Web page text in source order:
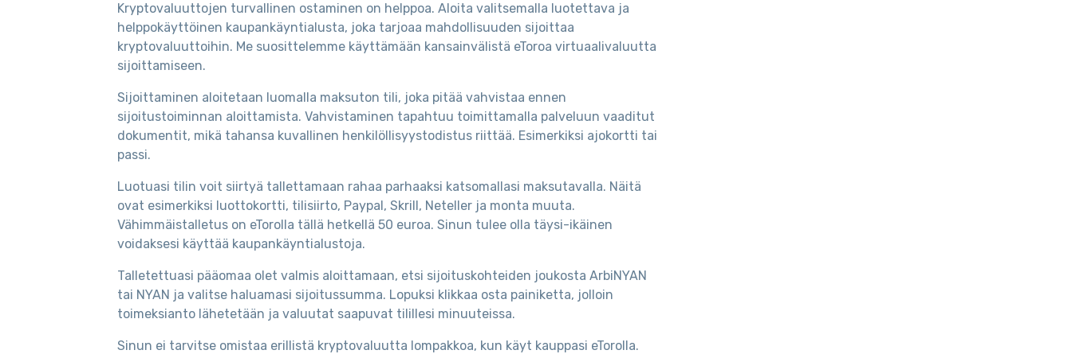
Kryptovaluuttojen turvallinen ostaminen on helppoa. Aloita valitsemalla luotettava ja
helppokäyttöinen kaupankäyntialusta, joka tarjoaa mahdollisuuden sijoittaa
kryptovaluuttoihin. Me suosittelemme käyttämään kansainvälistä eToroa virtuaalivaluutta
sijoittamiseen.
Sijoittaminen aloitetaan luomalla maksuton tili, joka pitää vahvistaa ennen
sijoitustoiminnan aloittamista. Vahvistaminen tapahtuu toimittamalla palveluun vaaditut
dokumentit, mikä tahansa kuvallinen henkilöllisyystodistus riittää. Esimerkiksi ajokortti tai
passi.
Luotuasi tilin voit siirtyä tallettamaan rahaa parhaaksi katsomallasi maksutavalla. Näitä
ovat esimerkiksi luottokortti, tilisiirto, Paypal, Skrill, Neteller ja monta muuta.
Vähimmäistalletus on eTorolla tällä hetkellä 50 euroa. Sinun tulee olla täysi-ikäinen
voidaksesi käyttää kaupankäyntialustoja.
Talletettuasi pääomaa olet valmis aloittamaan, etsi sijoituskohteiden joukosta ArbiNYAN
tai NYAN ja valitse haluamasi sijoitussumma. Lopuksi klikkaa osta painiketta, jolloin
toimeksianto lähetetään ja valuutat saapuvat tilillesi minuuteissa.
Sinun ei tarvitse omistaa erillistä kryptovaluutta lompakkoa, kun käyt kauppasi eTorolla.